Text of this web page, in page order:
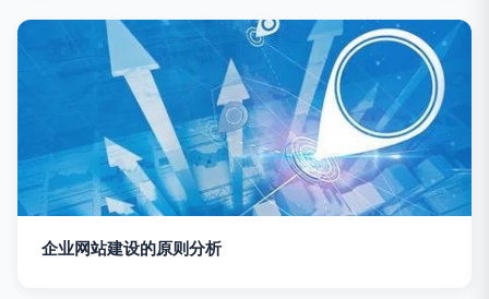
企业网站建设的原则分析